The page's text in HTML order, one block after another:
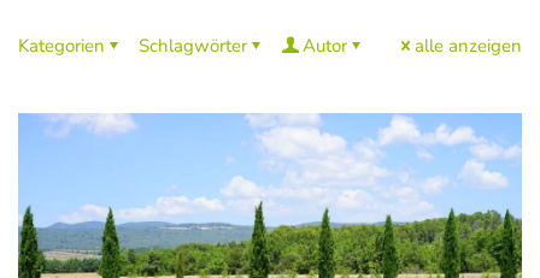
Kategorien Schlagwörter Autor alle anzeigen